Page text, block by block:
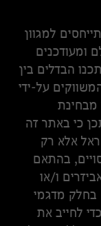
למגוון
ומעודכנים
הבדלים בין
על-ידי
מבחינת
כי באתר זה
אלא רק
בהתאם
ו/או
בחלק מדגמי
לחייב את